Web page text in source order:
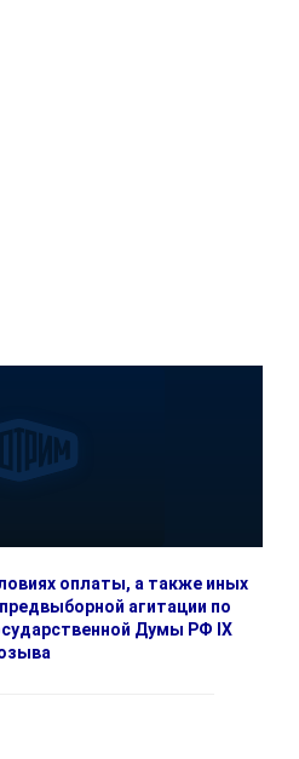
оплаты, а также иных
агитации по
Думы РФ IX